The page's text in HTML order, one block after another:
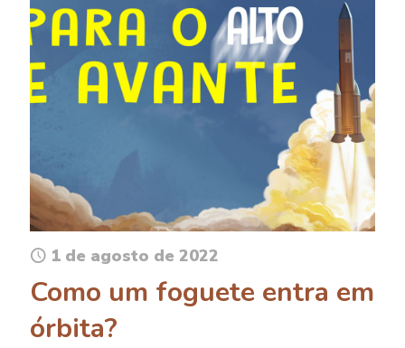
1 de agosto de 2022
Como um foguete entra em
órbita?